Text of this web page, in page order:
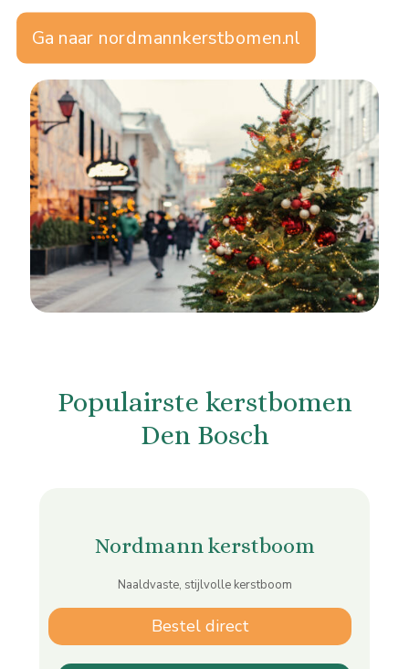
Ga naar nordmannkerstbomen.nl
Populairste kerstbomen
Den Bosch
Nordmann kerstboom
Naaldvaste, stijlvolle kerstboom
Bestel direct